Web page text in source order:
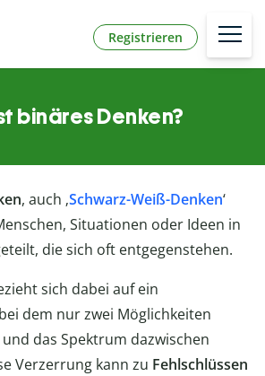
Registrieren
binäres Denken?
, auch ‚Schwarz-Weiß-Denken‘
Situationen oder Ideen in
die sich oft entgegenstehen.
sich dabei auf ein
dem nur zwei Möglichkeiten
das Spektrum dazwischen
Verzerrung kann zu Fehlschlüssen